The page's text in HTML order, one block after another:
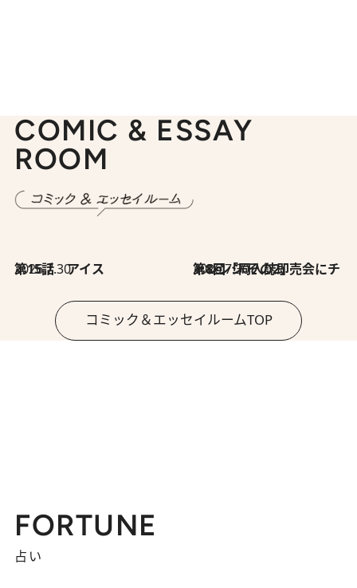
COMIC & ESSAY
ROOM
2026.7.30
第15話 アイス 2026.7.30
第8回「同人誌即売会にチャレンジ その2」
コミック＆エッセイルームTOP
FORTUNE
占い